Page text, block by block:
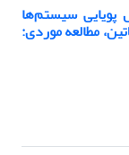
سیستم‌ها
مطالعه موردی: